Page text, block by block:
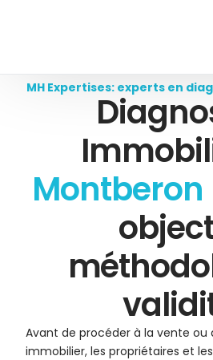
MH Expertises: experts en
Montberon
Avant de procéder à la vente ou
immobilier, les propriétaires et